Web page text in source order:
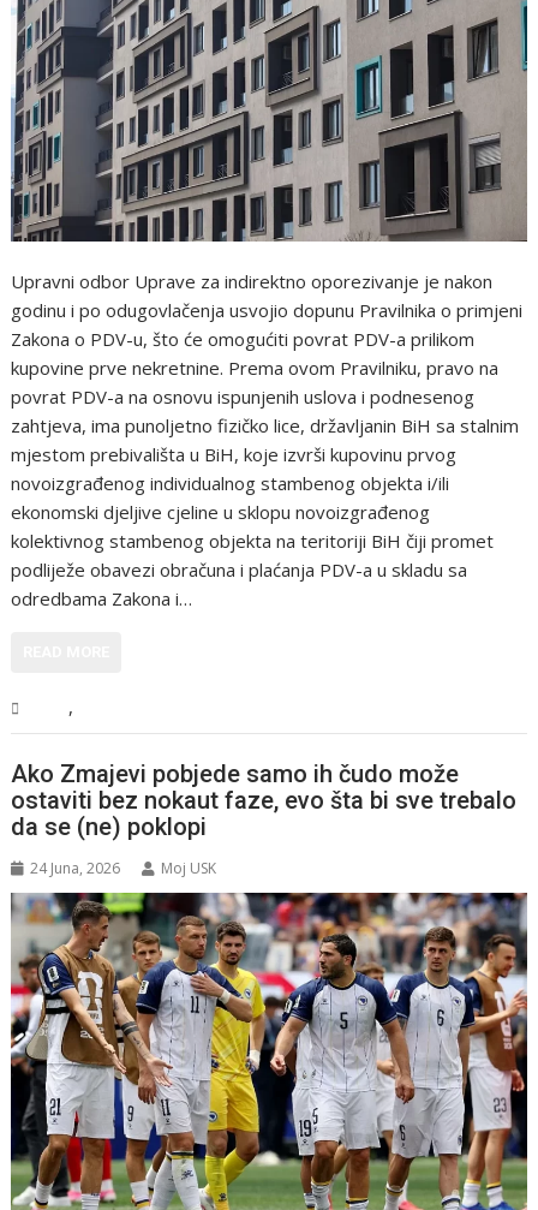
Upravni odbor Uprave za indirektno oporezivanje je nakon
godinu i po odugovlačenja usvojio dopunu Pravilnika o primjeni
Zakona o PDV-u, što će omogućiti povrat PDV-a prilikom
kupovine prve nekretnine. Prema ovom Pravilniku, pravo na
povrat PDV-a na osnovu ispunjenih uslova i podnesenog
zahtjeva, ima punoljetno fizičko lice, državljanin BiH sa stalnim
mjestom prebivališta u BiH, koje izvrši kupovinu prvog
novoizgrađenog individualnog stambenog objekta i/ili
ekonomski djeljive cjeline u sklopu novoizgrađenog
kolektivnog stambenog objekta na teritoriji BiH čiji promet
podliježe obavezi obračuna i plaćanja PDV-a u skladu sa
odredbama Zakona i…
,
Ako Zmajevi pobjede samo ih čudo može
ostaviti bez nokaut faze, evo šta bi sve trebalo
da se (ne) poklopi
24 Juna, 2026 Moj USK